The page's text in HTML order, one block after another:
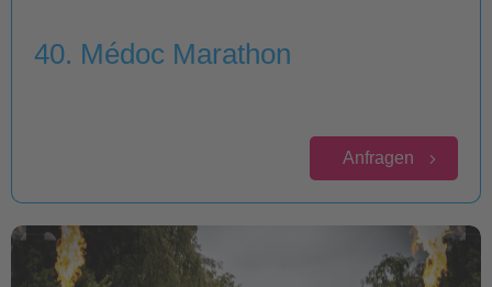
40. Médoc Marathon
Anfragen